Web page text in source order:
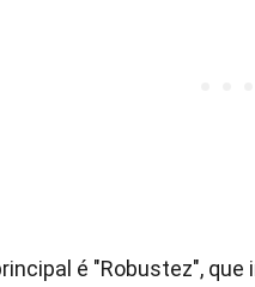
é "Robustez",